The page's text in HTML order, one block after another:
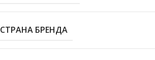
СТРАНА БРЕНДА